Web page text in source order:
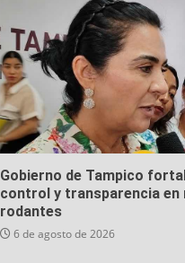
Gobierno de Tampico
control y transparencia en
rodantes
6 de agosto de 2026